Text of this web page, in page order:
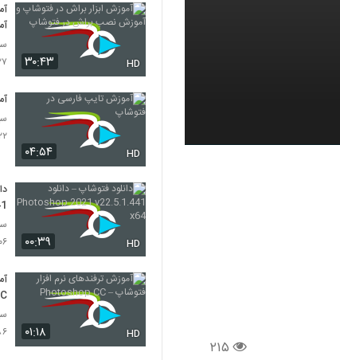
۲۱۵
۳۰:۴۳ HD
۰۴:۵۴ HD
۲۲۲
۰۰:۳۹ HD
۲۰۶
۰۱:۱۸ HD
۱۸۶